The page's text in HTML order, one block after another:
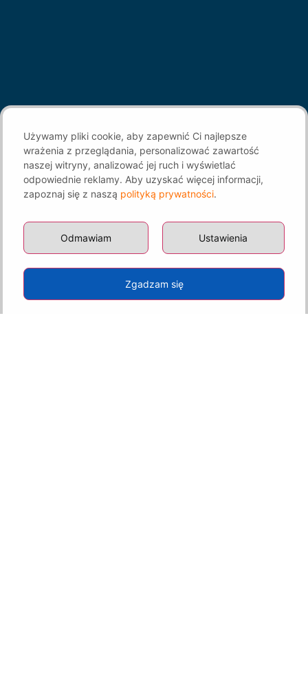
Używamy pliki cookie, aby zapewnić Ci najlepsze
wrażenia z przeglądania, personalizować zawartość
naszej witryny, analizować jej ruch i wyświetlać
odpowiednie reklamy. Aby uzyskać więcej informacji,
zapoznaj się z naszą polityką prywatności.
Zgadzam się
Ustawienia
Odmawiam